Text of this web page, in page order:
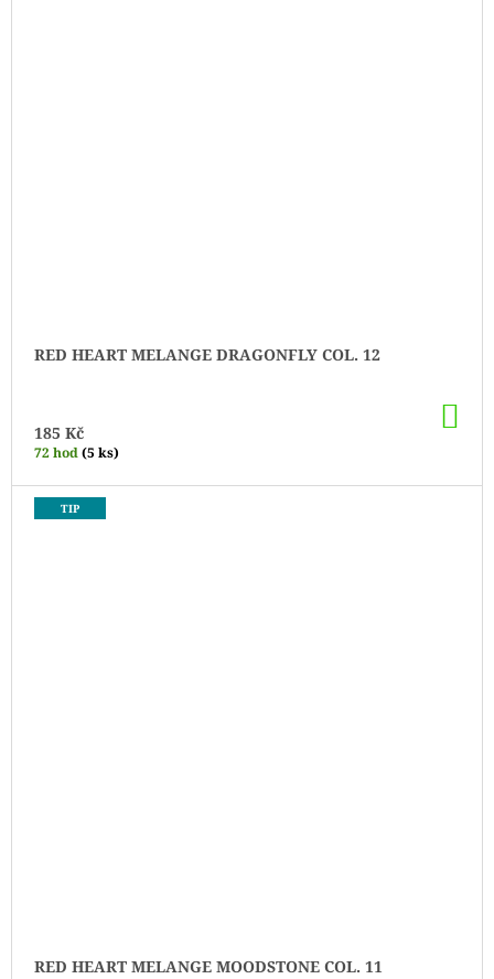
RED HEART MELANGE DRAGONFLY COL. 12
185 Kč
72 hod(5 ks)
TIP
RED HEART MELANGE MOODSTONE COL. 11